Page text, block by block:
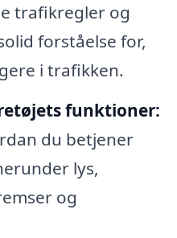
trafikregler og
forståelse for,
i trafikken.
funktioner:
du betjener
lys,
og